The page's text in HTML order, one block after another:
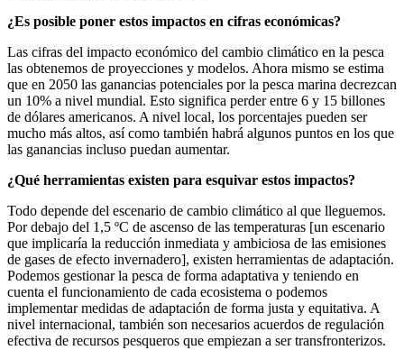
¿Es posible poner estos impactos en cifras económicas?
Las cifras del impacto económico del cambio climático en la pesca
las obtenemos de proyecciones y modelos. Ahora mismo se estima
que en 2050 las ganancias potenciales por la pesca marina decrezcan
un 10% a nivel mundial. Esto significa perder entre 6 y 15 billones
de dólares americanos. A nivel local, los porcentajes pueden ser
mucho más altos, así como también habrá algunos puntos en los que
las ganancias incluso puedan aumentar.
¿Qué herramientas existen para esquivar estos impactos?
Todo depende del escenario de cambio climático al que lleguemos.
Por debajo del 1,5 ºC de ascenso de las temperaturas [un escenario
que implicaría la reducción inmediata y ambiciosa de las emisiones
de gases de efecto invernadero], existen herramientas de adaptación.
Podemos gestionar la pesca de forma adaptativa y teniendo en
cuenta el funcionamiento de cada ecosistema o podemos
implementar medidas de adaptación de forma justa y equitativa. A
nivel internacional, también son necesarios acuerdos de regulación
efectiva de recursos pesqueros que empiezan a ser transfronterizos.